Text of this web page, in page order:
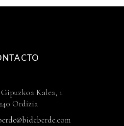
Kalea, 1.
Ordizia